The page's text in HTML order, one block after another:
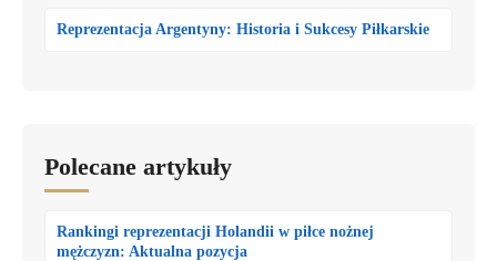
Reprezentacja Argentyny: Historia i Sukcesy Piłkarskie
Polecane artykuły
Rankingi reprezentacji Holandii w piłce nożnej
mężczyzn: Aktualna pozycja